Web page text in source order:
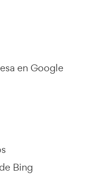
en Google
Bing